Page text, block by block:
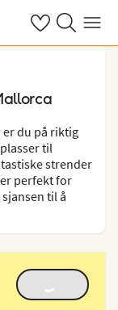
Se dine sparte
Søk påMeny
er du på riktig
til
strender
perfekt for
til å